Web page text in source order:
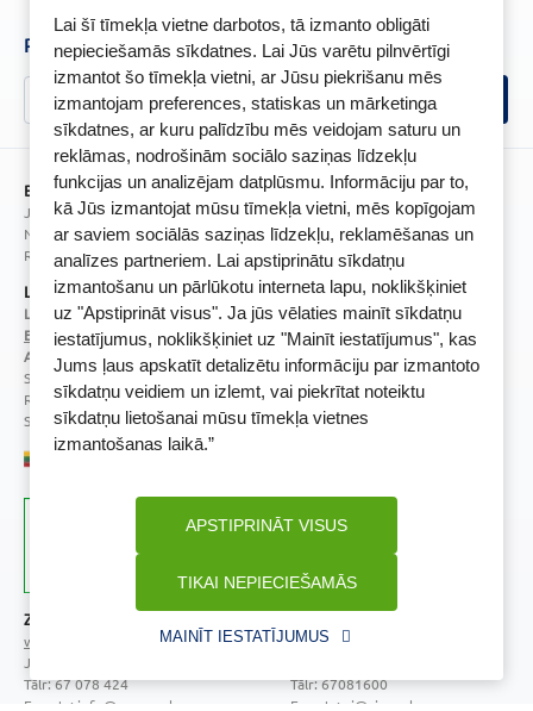
Lai šī tīmekļa vietne darbotos, tā izmanto obligāti
nepieciešamās sīkdatnes. Lai Jūs varētu pilnvērtīgi
izmantot šo tīmekļa vietni, ar Jūsu piekrišanu mēs
izmantojam preferences, statiskas un mārketinga
sīkdatnes, ar kuru palīdzību mēs veidojam saturu un
reklāmas, nodrošinām sociālo saziņas līdzekļu
funkcijas un analizējam datplūsmu. Informāciju par to,
kā Jūs izmantojat mūsu tīmekļa vietni, mēs kopīgojam
ar saviem sociālās saziņas līdzekļu, reklamēšanas un
analīzes partneriem. Lai apstiprinātu sīkdatņu
izmantošanu un pārlūkotu interneta lapu, noklikšķiniet
uz "Apstiprināt visus". Ja jūs vēlaties mainīt sīkdatņu
iestatījumus, noklikšķiniet uz "Mainīt iestatījumus", kas
Jums ļaus apskatīt detalizētu informāciju par izmantoto
sīkdatņu veidiem un izlemt, vai piekrītat noteiktu
sīkdatņu lietošanai mūsu tīmekļa vietnes
izmantošanas laikā.”
TIKAI NEPIECIEŠAMĀS
APSTIPRINĀT VISUS
MAINĪT IESTATĪJUMUS
Privātuma politika
Sīkfailu politika
Videonovērošanas politika
Senioru priekšrocības
Īpašās priekšrocības
BENU lietotne
BENU lojalitātes programmas noteikumi
Piesakies un esi pirmais, kas uzzina BENU jaunumus!
BENU Aptieka Latvija, SIA
Juridiskā adrese / Faktiskā adrese:
Noliktavu iela 5, Dreiliņi, Stopiņu novads, LV-2130
Reģistrācijas Nr.: 40003252167
Licence
Licences numurs:A00010
E-aptiekas kontakti
Aptiekas vadītāja:
Sertificēta farmaceite: Jeļena Gončarova
Reģistrācijas Nr.: F-0834
Sertifikāta Nr.: 092.2020
Zāļu valsts aģentūra
www.zva.gov.lv
Jersikas iela 15, Rīga
Tālr: 67 078 424
E-pasts: info@zva.gov.lv
www.vi.gov.lv
Tālr: 67081600
E-pasts: vi@vi.gov.lv